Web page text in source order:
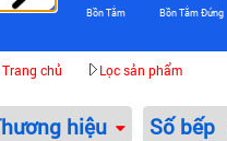
Bồn Tắm Bồn Tắm Đứng
Trang chủ Lọc sản phẩm
hiệu Số bếp